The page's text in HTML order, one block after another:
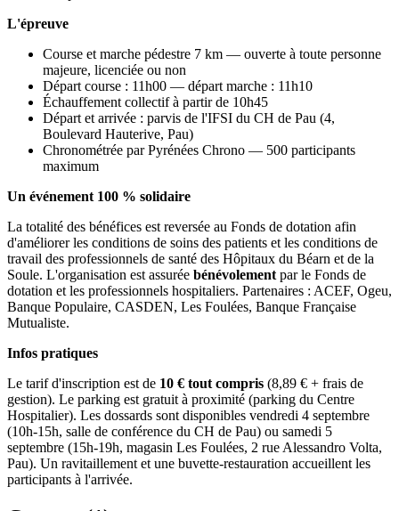
L'épreuve
Course et marche pédestre 7 km — ouverte à toute personne
majeure, licenciée ou non
Départ course : 11h00 — départ marche : 11h10
Échauffement collectif à partir de 10h45
Départ et arrivée : parvis de l'IFSI du CH de Pau (4,
Boulevard Hauterive, Pau)
Chronométrée par Pyrénées Chrono — 500 participants
maximum
Un événement 100 % solidaire
La totalité des bénéfices est reversée au Fonds de dotation afin
d'améliorer les conditions de soins des patients et les conditions de
travail des professionnels de santé des Hôpitaux du Béarn et de la
Soule. L'organisation est assurée bénévolement par le Fonds de
dotation et les professionnels hospitaliers. Partenaires : ACEF, Ogeu,
Banque Populaire, CASDEN, Les Foulées, Banque Française
Mutualiste.
Infos pratiques
Le tarif d'inscription est de 10 € tout compris (8,89 € + frais de
gestion). Le parking est gratuit à proximité (parking du Centre
Hospitalier). Les dossards sont disponibles vendredi 4 septembre
(10h-15h, salle de conférence du CH de Pau) ou samedi 5
septembre (15h-19h, magasin Les Foulées, 2 rue Alessandro Volta,
Pau). Un ravitaillement et une buvette-restauration accueillent les
participants à l'arrivée.